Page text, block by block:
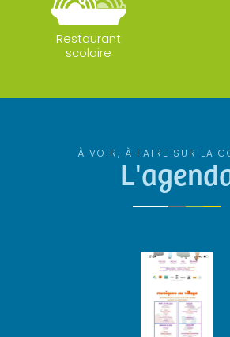
Restaurant
scolaire
À VOIR, À FAIRE SUR LA